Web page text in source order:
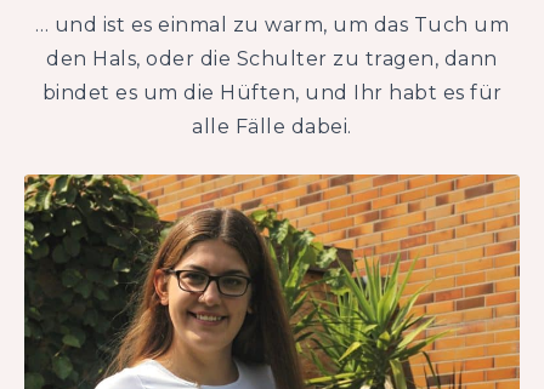
… und ist es einmal zu warm, um das Tuch um
den Hals, oder die Schulter zu tragen, dann
bindet es um die Hüften, und Ihr habt es für
alle Fälle dabei.